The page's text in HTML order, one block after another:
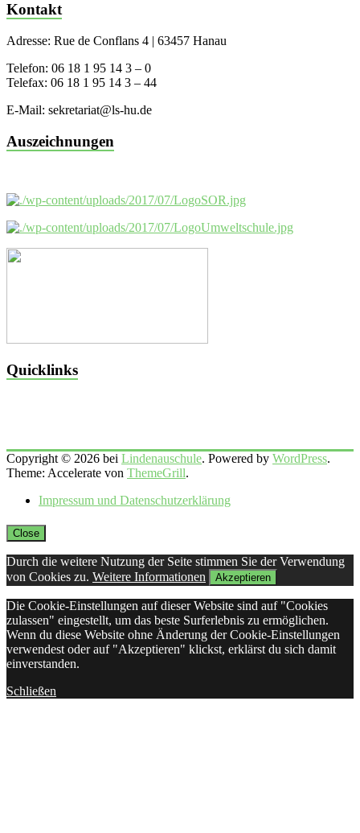
Kontakt
Adresse: Rue de Conflans 4 | 63457 Hanau
Telefon: 06 18 1 95 14 3 – 0
Telefax: 06 18 1 95 14 3 – 44
E-Mail: sekretariat@ls-hu.de
Auszeichnungen
Quicklinks
Copyright © 2026 bei Lindenauschule. Powered by WordPress.
Theme: Accelerate von ThemeGrill.
Impressum und Datenschutzerklärung
Close
Durch die weitere Nutzung der Seite stimmen Sie der Verwendung
von Cookies zu. Weitere Informationen Akzeptieren
Die Cookie-Einstellungen auf dieser Website sind auf "Cookies
zulassen" eingestellt, um das beste Surferlebnis zu ermöglichen.
Wenn du diese Website ohne Änderung der Cookie-Einstellungen
verwendest oder auf "Akzeptieren" klickst, erklärst du sich damit
einverstanden.
Schließen